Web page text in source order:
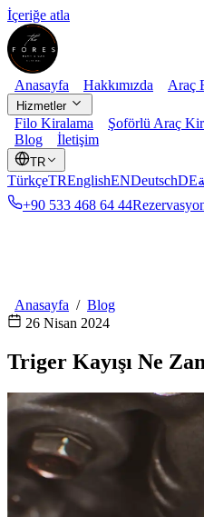
İçeriğe atla
Anasayfa Hakkımızda Araç
Hizmetler
Filo Kiralama Şoförlü Araç
Blog
İletişim
TR
TürkçeTREnglishENDeutschDE
+90 533 468 64 44
Anasayfa / Blog
26 Nisan 2024
Triger Kayışı Ne